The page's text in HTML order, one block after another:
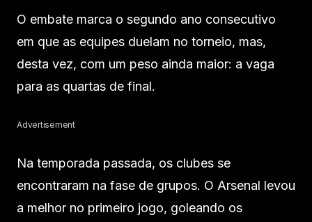
O embate marca o segundo ano consecutivo
em que as equipes duelam no torneio, mas,
desta vez, com um peso ainda maior: a vaga
para as quartas de final.
Advertisement
Na temporada passada, os clubes se
encontraram na fase de grupos. O Arsenal levou
a melhor no primeiro jogo, goleando os